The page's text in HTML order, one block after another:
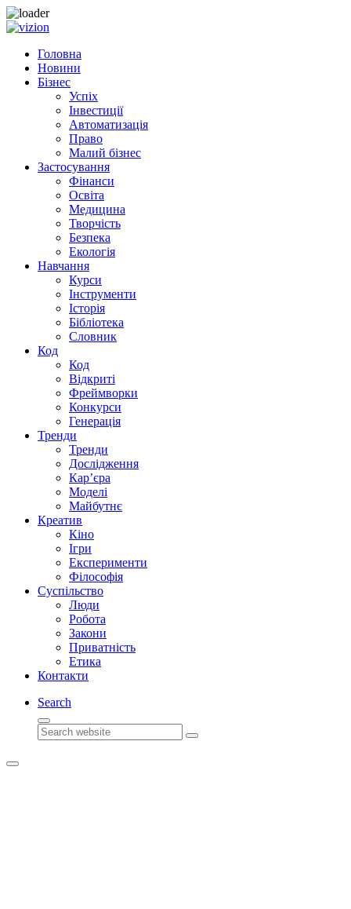
Skip to content
Головна
Новини
Бізнес
Успіх
Інвестиції
Автоматизація
Право
Малий бізнес
Застосування
Фінанси
Освіта
Медицина
Творчість
Безпека
Екологія
Навчання
Курси
Інструменти
Історія
Бібліотека
Словник
Код
Код
Відкриті
Фреймворки
Конкурси
Генерація
Тренди
Тренди
Дослідження
Кар’єра
Моделі
Майбутнє
Креатив
Кіно
Ігри
Експерименти
Філософія
Суспільство
Люди
Робота
Закони
Приватність
Етика
Контакти
Search
Search